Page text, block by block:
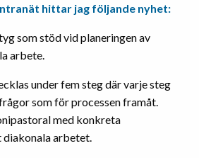
hittar jag följande nyhet:
som stöd vid planeringen av
arbete.
under fem steg där varje steg
som för processen framåt.
med konkreta
diakonala arbetet.